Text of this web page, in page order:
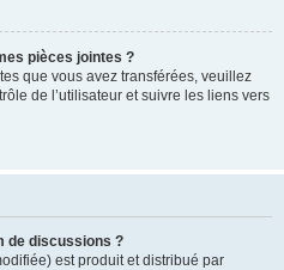
pièces jointes ?
que vous avez transférées, veuillez
de l’utilisateur et suivre les liens vers
de discussions ?
est produit et distribué par